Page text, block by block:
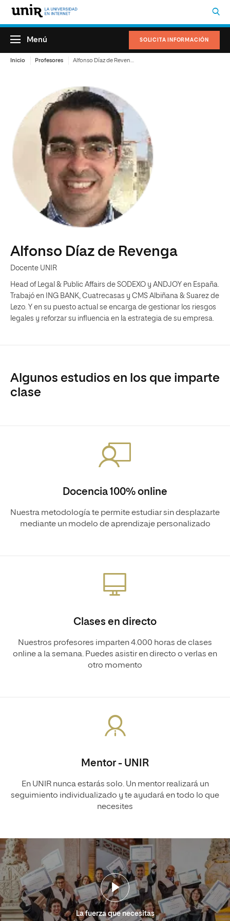
SOLICITA INFORMACIÓN
Menú
Inicio Profesores
Alfonso Díaz de Revenga
Docente UNIR
Head of Legal & Public Affairs de SODEXO y ANDJOY en España.
Trabajó en ING BANK, Cuatrecasas y CMS Albiñana & Suarez de
Lezo. Y en su puesto actual se encarga de gestionar los riesgos
legales y reforzar su influencia en la estrategia de su empresa.
Algunos estudios en los que imparte
clase
Docencia 100% online
Nuestra metodología te permite estudiar sin desplazarte
mediante un modelo de aprendizaje personalizado
Clases en directo
Nuestros profesores imparten 4.000 horas de clases
online a la semana. Puedes asistir en directo o verlas en
otro momento
Mentor - UNIR
En UNIR nunca estarás solo. Un mentor realizará un
seguimiento individualizado y te ayudará en todo lo que
necesites
La fuerza que necesitas